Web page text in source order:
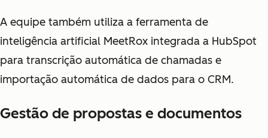
A equipe também utiliza a ferramenta de
inteligência artificial MeetRox integrada a HubSpot
para transcrição automática de chamadas e
importação automática de dados para o CRM.
Gestão de propostas e documentos